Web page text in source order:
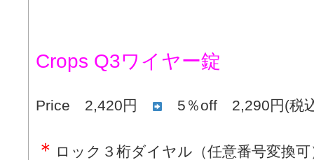
Crops Q3ワイヤー錠
Price 2,420円 5％off 2,290円(税
＊ ロック３桁ダイヤル（任意番号変